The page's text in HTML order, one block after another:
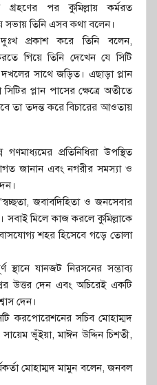
গ্রহণের পর কুমিল্লায় কর্মরত
সভায় তিনি এসব কথা বলেন।
প্রকাশ করে তিনি বলেন,
গিয়ে তিনি দেখেন যে সিটি
সাথে জড়িত। এছাড়া প্লান
প্লান পাসের ক্ষেত্রে অতীতে
তা তদন্ত করে বিচারের আওতায়
গণমাধ্যমের প্রতিনিধিরা উপস্থিত
জানান এবং নগরীর সমস্যা ও
জবাবদিহিতা ও জনসেবার
সবাই মিলে কাজ করলে কুমিল্লাকে
শহর হিসেবে গড়ে তোলা
স্থানে যানজট নিরসনের সম্ভাব্য
উত্তর দেন এবং অচিরেই একটি
দেন।
করপোরেশনের সচিব মোহাম্মদ
ভূঁইয়া, মাঈন উদ্দিন চিশতী,
মোহাম্মদ মামুন বলেন, জনবল